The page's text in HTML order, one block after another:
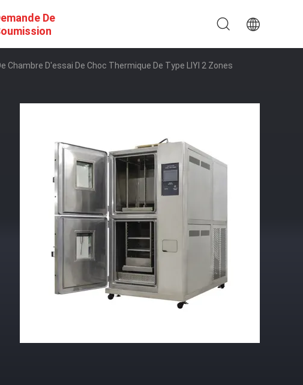
De
D'essai De Choc Thermique De Type LIYI 2 Zones